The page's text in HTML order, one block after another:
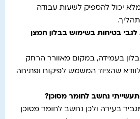
מלא יכול להספיק לשעות עבודה
בטיחות בשימוש בבלון חמצן
בעמידה, במקום מאוורר הרחק
שהציוד המשמש לפיקוח ופתיחה
נחשב לחומר מסוכן ?
בעירה ולכן נחשב לחומר מסוכן